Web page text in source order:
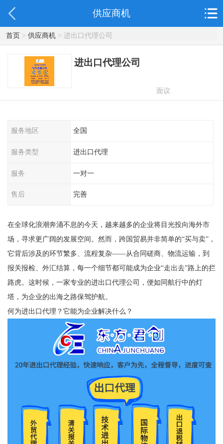
供应商机
首页> 供应商机> 进出口代理公司
进出口代理公司
面议
服务地区 全国
服务类型 进出口代理
服务 一对一
售后 完善
在全球化浪潮奔涌不息的今天，越来越多的企业将目光投向海外市
场，寻求更广阔的发展空间。然而，跨国贸易并非简单的“买与卖”，
它背后涉及的环节繁多、流程复杂——从合同磋商、物流运输，到
报关报检、外汇结算，每一个细节都可能成为企业“走出去”路上的拦
路虎。这时候，一家专业的进出口代理公司，便如同航行中的灯
塔，为企业的出海之路保驾护航。
何为进出口代理？它能为企业解决什么？